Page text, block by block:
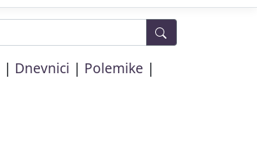
| Dnevnici | Polemike |